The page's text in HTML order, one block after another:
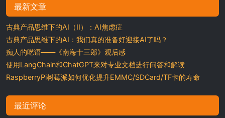
最新文章
古典产品思维下的AI（II）：AI焦虑症
古典产品思维下的AI：我们真的准备好迎接AI了吗？
痴人的呓语——《南海十三郎》观后感
使用LangChain和ChatGPT来对专业文档进行问答和解读
RaspberryPi树莓派如何优化提升EMMC/SDCard/TF卡的寿命
最近评论